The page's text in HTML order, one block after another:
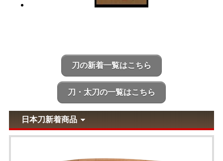
刀の新着一覧はこちら
刀・太刀の一覧はこちら
日本刀新着商品